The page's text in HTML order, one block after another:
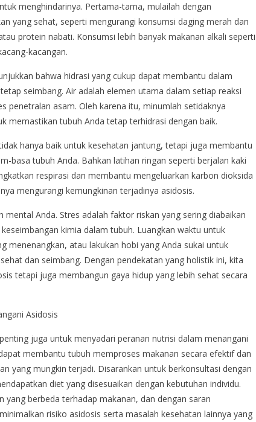
menghindarinya. Pertama-tama, mulailah dengan
yang sehat, seperti mengurangi konsumsi daging merah dan
protein nabati. Konsumsi lebih banyak makanan alkali seperti
kacangan.
bahwa hidrasi yang cukup dapat membantu dalam
seimbang. Air adalah elemen utama dalam setiap reaksi
penetralan asam. Oleh karena itu, minumlah setidaknya
memastikan tubuh Anda tetap terhidrasi dengan baik.
hanya baik untuk kesehatan jantung, tetapi juga membantu
basa tubuh Anda. Bahkan latihan ringan seperti berjalan kaki
respirasi dan membantu mengeluarkan karbon dioksida
mengurangi kemungkinan terjadinya asidosis.
mental Anda. Stres adalah faktor riskan yang sering diabaikan
kimia dalam tubuh. Luangkan waktu untuk
menenangkan, atau lakukan hobi yang Anda sukai untuk
dan seimbang. Dengan pendekatan yang holistik ini, kita
tetapi juga membangun gaya hidup yang lebih sehat secara
Asidosis
juga untuk menyadari peranan nutrisi dalam menangani
membantu tubuh memproses makanan secara efektif dan
yang mungkin terjadi. Disarankan untuk berkonsultasi dengan
diet yang disesuaikan dengan kebutuhan individu.
yang berbeda terhadap makanan, dan dengan saran
risiko asidosis serta masalah kesehatan lainnya yang